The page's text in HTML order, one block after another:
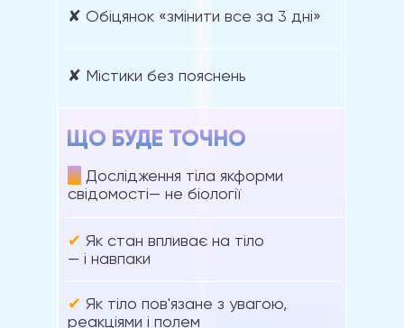
✔ Як тіло пов'язане з увагою,
реакціями і полем
✔ Як стан впливає на тіло
— і навпаки
ЩО БУДЕ ТОЧНО
✔ Дослідження тіла якформи
свідомості— не біології
✘ Містики без пояснень
✘ Обіцянок «змінити все за 3 дні»